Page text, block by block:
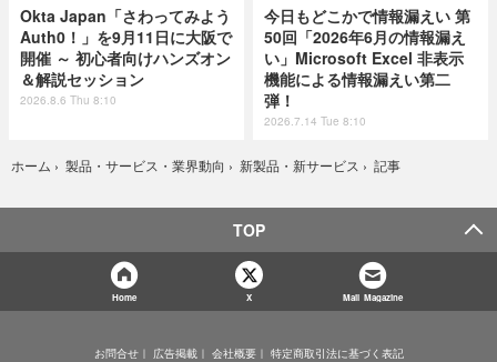
Okta Japan「さわってみよう
Auth0！」を9月11日に大阪で
開催 ～ 初心者向けハンズオン
＆解説セッション
2026.8.6 Thu 8:10
今日もどこかで情報漏えい 第
50回「2026年6月の情報漏え
い」Microsoft Excel 非表示
機能による情報漏えい第二
弾！
2026.7.14 Tue 8:10
ホーム › 製品・サービス・業界動向 › 新製品・新サービス › 記事
TOP
Home X Mail Magazine
お問合せ 広告掲載 会社概要
特定商取引法に基づく表記